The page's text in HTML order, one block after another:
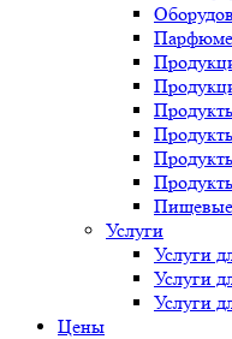
Услуги
Услуги
Услуги
Услуги
Цены